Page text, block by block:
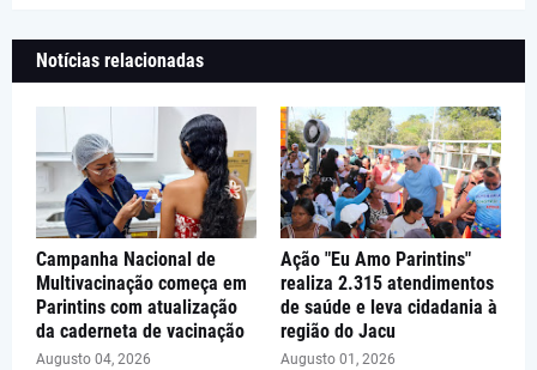
Notícias relacionadas
Campanha Nacional de
Multivacinação começa em
Parintins com atualização
da caderneta de vacinação
Augusto 04, 2026
Ação "Eu Amo Parintins"
realiza 2.315 atendimentos
de saúde e leva cidadania à
região do Jacu
Augusto 01, 2026